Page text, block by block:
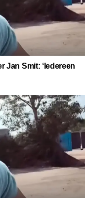
Jan Smit: ‘Iedereen